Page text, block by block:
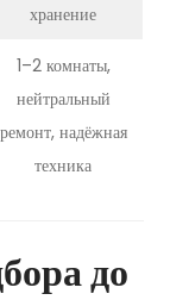
хранение
1–2 комнаты,
нейтральный
ремонт, надёжная
техника
до